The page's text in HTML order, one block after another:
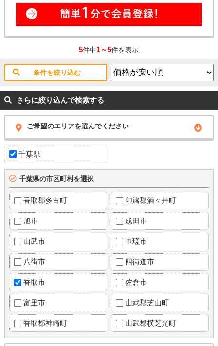
5件中1～5件を表示
条件を絞り込む
さらに絞り込んで検索する
ご希望のエリアを選んでください
千葉県
千葉県の市区町村を選択
香取郡多古町 印旛郡酒々井町
旭市 成田市
山武市 匝瑳市
八街市 四街道市
香取市 佐倉市
富里市 山武郡芝山町
香取郡神崎町 山武郡横芝光町